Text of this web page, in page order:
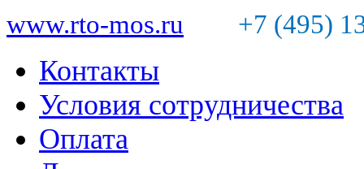
www.rto-mos.ru +7 (495)
Контакты
Условия сотрудничества
Оплата